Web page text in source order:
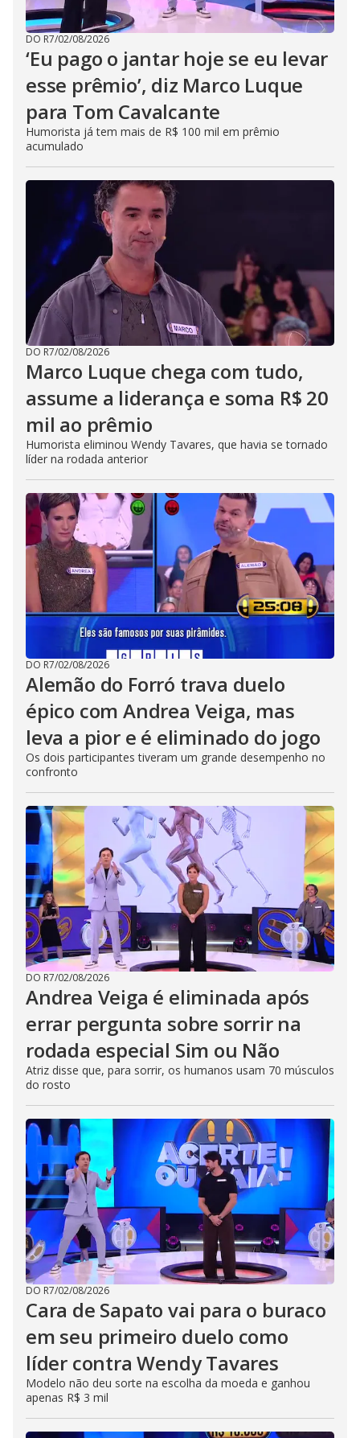
DO R7/02/08/2026
‘Eu pago o jantar hoje se eu levar
esse prêmio’, diz Marco Luque
para Tom Cavalcante
Humorista já tem mais de R$ 100 mil em prêmio
acumulado
DO R7/02/08/2026
Marco Luque chega com tudo,
assume a liderança e soma R$ 20
mil ao prêmio
Humorista eliminou Wendy Tavares, que havia se tornado
líder na rodada anterior
DO R7/02/08/2026
Alemão do Forró trava duelo
épico com Andrea Veiga, mas
leva a pior e é eliminado do jogo
Os dois participantes tiveram um grande desempenho no
confronto
DO R7/02/08/2026
Andrea Veiga é eliminada após
errar pergunta sobre sorrir na
rodada especial Sim ou Não
Atriz disse que, para sorrir, os humanos usam 70 músculos
do rosto
DO R7/02/08/2026
Cara de Sapato vai para o buraco
em seu primeiro duelo como
líder contra Wendy Tavares
Modelo não deu sorte na escolha da moeda e ganhou
apenas R$ 3 mil